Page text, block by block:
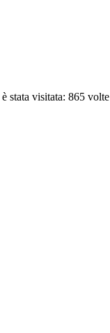
stata visitata: 865 volte